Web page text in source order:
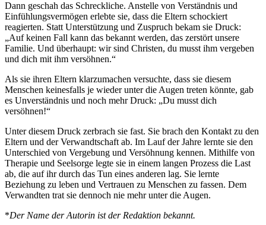
Dann geschah das Schreckliche. Anstelle von Verständnis und
Einfühlungsvermögen erlebte sie, dass die Eltern schockiert
reagierten. Statt Unterstützung und Zuspruch bekam sie Druck:
„Auf keinen Fall kann das bekannt werden, das zerstört unsere
Familie. Und überhaupt: wir sind Christen, du musst ihm vergeben
und dich mit ihm versöhnen.“
Als sie ihren Eltern klarzumachen versuchte, dass sie diesem
Menschen keinesfalls je wieder unter die Augen treten könnte, gab
es Unverständnis und noch mehr Druck: „Du musst dich
versöhnen!“
Unter diesem Druck zerbrach sie fast. Sie brach den Kontakt zu den
Eltern und der Verwandtschaft ab. Im Lauf der Jahre lernte sie den
Unterschied von Vergebung und Versöhnung kennen. Mithilfe von
Therapie und Seelsorge legte sie in einem langen Prozess die Last
ab, die auf ihr durch das Tun eines anderen lag. Sie lernte
Beziehung zu leben und Vertrauen zu Menschen zu fassen. Dem
Verwandten trat sie dennoch nie mehr unter die Augen.
*Der Name der Autorin ist der Redaktion bekannt.